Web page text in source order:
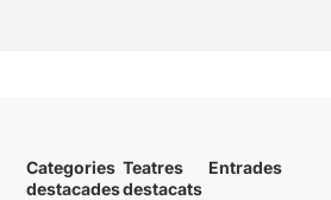
Categories
destacades
Teatres
destacats
Entrades